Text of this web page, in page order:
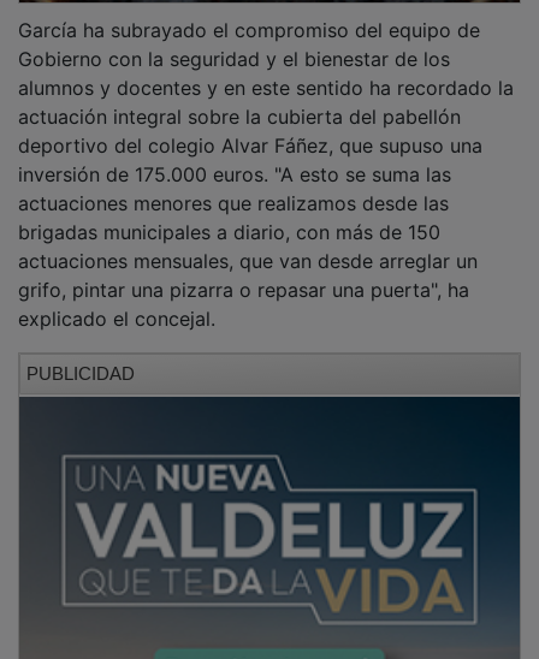
García ha subrayado el compromiso del equipo de
Gobierno con la seguridad y el bienestar de los
alumnos y docentes y en este sentido ha recordado la
actuación integral sobre la cubierta del pabellón
deportivo del colegio Alvar Fáñez, que supuso una
inversión de 175.000 euros. "A esto se suma las
actuaciones menores que realizamos desde las
brigadas municipales a diario, con más de 150
actuaciones mensuales, que van desde arreglar un
grifo, pintar una pizarra o repasar una puerta", ha
explicado el concejal.
PUBLICIDAD